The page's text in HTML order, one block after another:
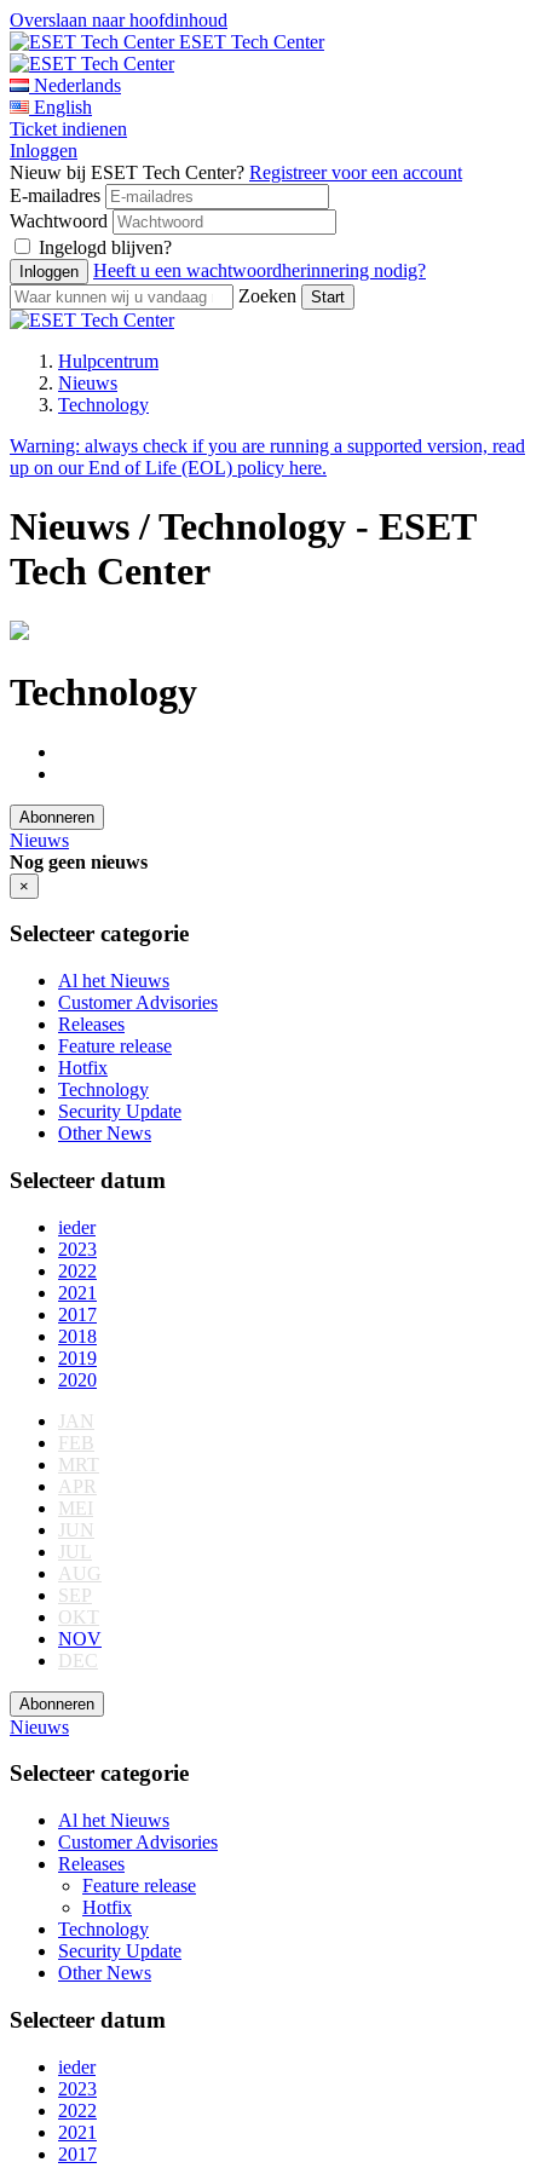
Overslaan naar hoofdinhoud
ESET Tech Center
Nederlands
English
Ticket indienen
Inloggen
Nieuw bij ESET Tech Center? Registreer voor een account
E-mailadres
Wachtwoord
Ingelogd blijven?
Heeft u een wachtwoordherinnering nodig?
Zoeken
Hulpcentrum
Nieuws
Technology
Warning: always check if you are running a supported version, read
up on our End of Life (EOL) policy here.
Nieuws / Technology - ESET
Tech Center
Technology
Abonneren
Nieuws
Nog geen nieuws
×
Selecteer categorie
Al het Nieuws
Customer Advisories
Releases
Feature release
Hotfix
Technology
Security Update
Other News
Selecteer datum
ieder
2023
2022
2021
2017
2018
2019
2020
JAN
FEB
MRT
APR
MEI
JUN
JUL
AUG
SEP
OKT
NOV
DEC
Abonneren
Nieuws
Selecteer categorie
Al het Nieuws
Customer Advisories
Releases
Feature release
Hotfix
Technology
Security Update
Other News
Selecteer datum
ieder
2023
2022
2021
2017